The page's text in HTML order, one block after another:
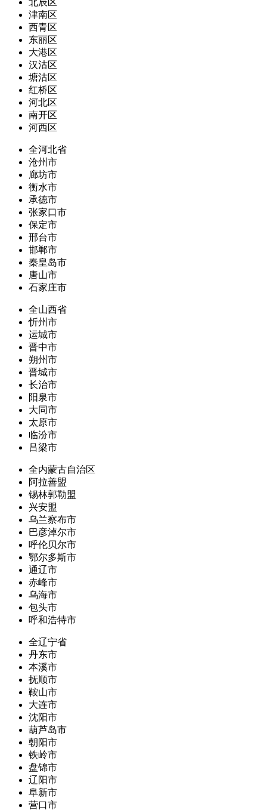
北辰区
津南区
西青区
东丽区
大港区
汉沽区
塘沽区
红桥区
河北区
南开区
河西区
全河北省
沧州市
廊坊市
衡水市
承德市
张家口市
保定市
邢台市
邯郸市
秦皇岛市
唐山市
石家庄市
全山西省
忻州市
运城市
晋中市
朔州市
晋城市
长治市
阳泉市
大同市
太原市
临汾市
吕梁市
全内蒙古自治区
阿拉善盟
锡林郭勒盟
兴安盟
乌兰察布市
巴彦淖尔市
呼伦贝尔市
鄂尔多斯市
通辽市
赤峰市
乌海市
包头市
呼和浩特市
全辽宁省
丹东市
本溪市
抚顺市
鞍山市
大连市
沈阳市
葫芦岛市
朝阳市
铁岭市
盘锦市
辽阳市
阜新市
营口市